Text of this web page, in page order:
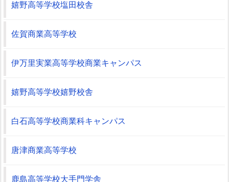
嬉野高等学校塩田校舎
佐賀商業高等学校
伊万里実業高等学校商業キャンパス
嬉野高等学校嬉野校舎
白石高等学校商業科キャンパス
唐津商業高等学校
鹿島高等学校大手門学舎